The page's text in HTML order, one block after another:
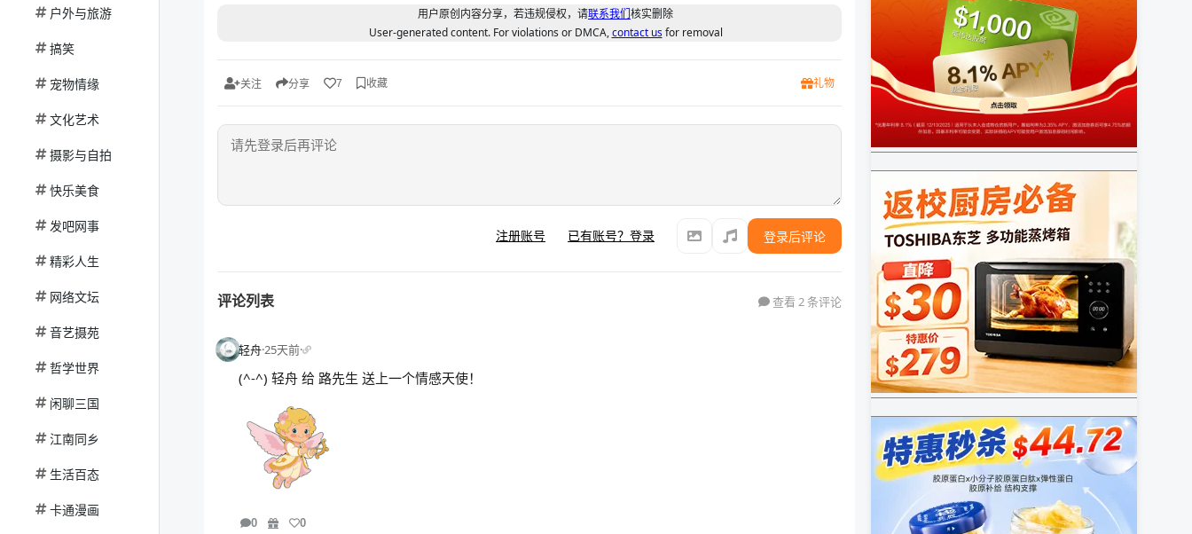
户外与旅游
搞笑
宠物情缘
文化艺术
摄影与自拍
快乐美食
发吧网事
精彩人生
网络文坛
音艺摄苑
哲学世界
闲聊三国
江南同乡
生活百态
卡通漫画
用户原创内容分享，若违规侵权，请联系我们核实删除
User-generated content. For violations or DMCA,contact usfor removal
关注 分享 7 收藏 礼物
注册账号 已有账号？登录 登录后评论
评论列表 查看 2 条评论
轻舟·25天前·
(^-^) 轻舟 给 路先生 送上一个情感天使！
0 0